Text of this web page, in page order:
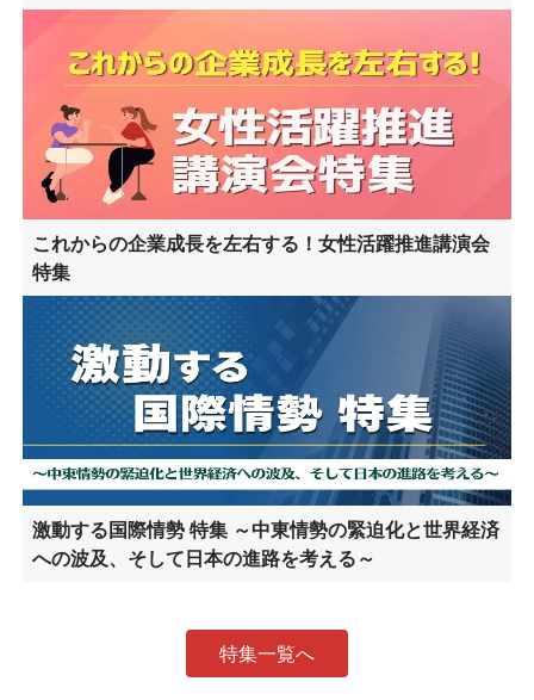
これからの企業成長を左右する！女性活躍推進講演会
特集
激動する国際情勢 特集 ～中東情勢の緊迫化と世界経済
への波及、そして日本の進路を考える～
特集一覧へ